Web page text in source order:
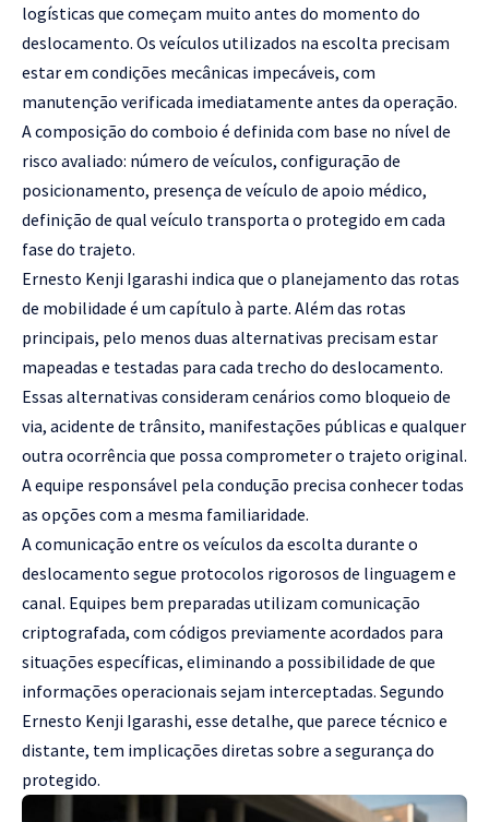
logísticas que começam muito antes do momento do
deslocamento. Os veículos utilizados na escolta precisam
estar em condições mecânicas impecáveis, com
manutenção verificada imediatamente antes da operação.
A composição do comboio é definida com base no nível de
risco avaliado: número de veículos, configuração de
posicionamento, presença de veículo de apoio médico,
definição de qual veículo transporta o protegido em cada
fase do trajeto.
Ernesto Kenji Igarashi indica que o planejamento das rotas
de mobilidade é um capítulo à parte. Além das rotas
principais, pelo menos duas alternativas precisam estar
mapeadas e testadas para cada trecho do deslocamento.
Essas alternativas consideram cenários como bloqueio de
via, acidente de trânsito, manifestações públicas e qualquer
outra ocorrência que possa comprometer o trajeto original.
A equipe responsável pela condução precisa conhecer todas
as opções com a mesma familiaridade.
A comunicação entre os veículos da escolta durante o
deslocamento segue protocolos rigorosos de linguagem e
canal. Equipes bem preparadas utilizam comunicação
criptografada, com códigos previamente acordados para
situações específicas, eliminando a possibilidade de que
informações operacionais sejam interceptadas. Segundo
Ernesto Kenji Igarashi, esse detalhe, que parece técnico e
distante, tem implicações diretas sobre a segurança do
protegido.